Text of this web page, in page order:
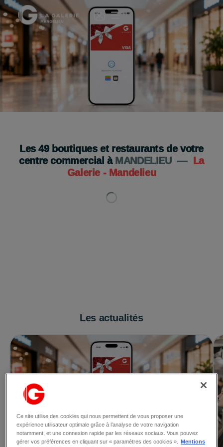
Je l'offreLes49boutiques et restaurants de votre
centre commercial à MANDELIEU —
La
Galerie - Mandelieu
Les actualités
Ce site utilise des cookies qui nous permettent de vous proposer une
expérience utilisateur optimale grâce à l’analyse de votre navigation
notamment, et une connexion rapide par les réseaux sociaux. Vous pouvez
gérer vos préférences en cliquant sur « paramètres des cookies ».
Mentions